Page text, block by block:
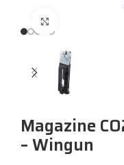
Magazine
– Wingun